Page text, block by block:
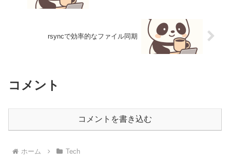
rsyncで効率的なファイル同期
コメント
コメントを書き込む
ホーム Tech